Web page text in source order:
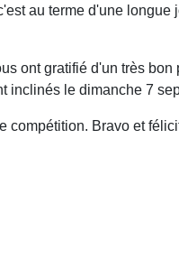
au terme d'une
ont gratifié d'un très
inclinés le dimanche 7
compétition. Bravo et